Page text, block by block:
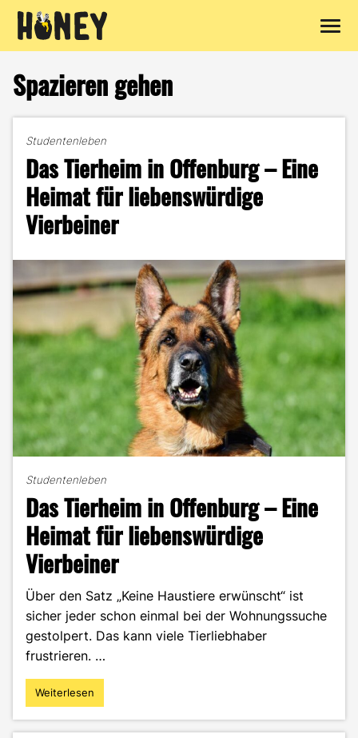
Inhalt
springen
Spazieren gehen
Studentenleben
Das Tierheim in Offenburg – Eine
Heimat für liebenswürdige
Vierbeiner
Studentenleben
Das Tierheim in Offenburg – Eine
Heimat für liebenswürdige
Vierbeiner
Über den Satz „Keine Haustiere erwünscht“ ist
sicher jeder schon einmal bei der Wohnungssuche
gestolpert. Das kann viele Tierliebhaber
frustrieren. …
"Das
Tierheim
Weiterlesen